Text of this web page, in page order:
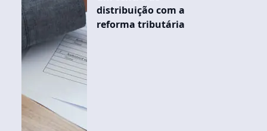
distribuição com a
reforma tributária